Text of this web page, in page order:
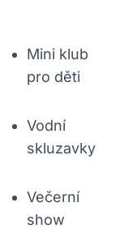
Mini klub
pro děti
Vodní
skluzavky
Večerní
show